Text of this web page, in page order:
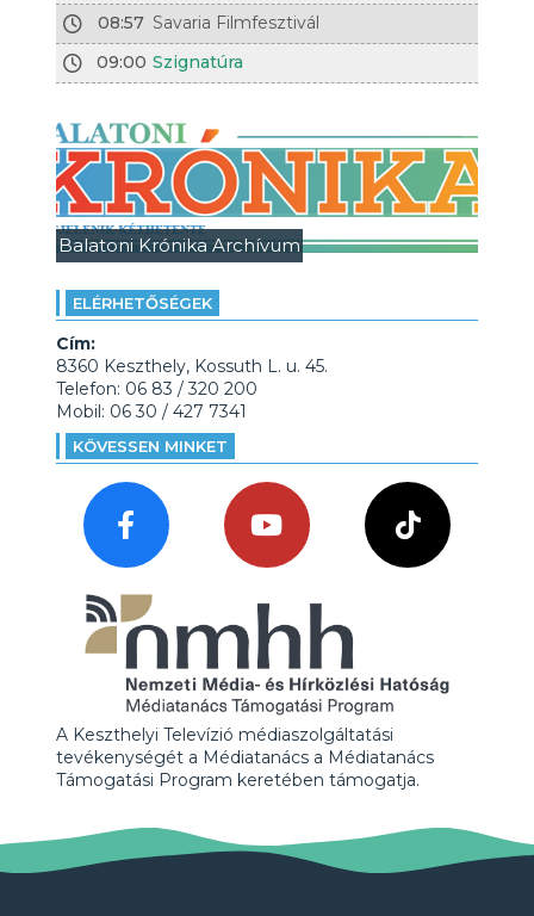
08:57 Savaria Filmfesztivál
09:00 Szignatúra
Balatoni Krónika Archívum
ELÉRHETŐSÉGEK
Cím:
8360 Keszthely, Kossuth L. u. 45.
Telefon: 06 83 / 320 200
Mobil: 06 30 / 427 7341
KÖVESSEN MINKET
A Keszthelyi Televízió médiaszolgáltatási
tevékenységét a Médiatanács a Médiatanács
Támogatási Program keretében támogatja.